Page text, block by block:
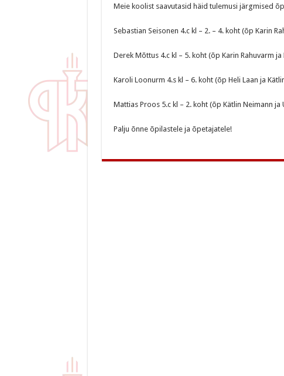
Meie koolist saavutasid häid tulemusi järgmised
Sebastian Seisonen 4.c kl – 2. – 4. koht (õp Karin
Derek Mõttus 4.c kl – 5. koht (õp Karin Rahuvarm ja
Karoli Loonurm 4.s kl – 6. koht (õp Heli Laan ja
Mattias Proos 5.c kl – 2. koht (õp Kätlin Neimann ja
Palju õnne õpilastele ja õpetajatele!